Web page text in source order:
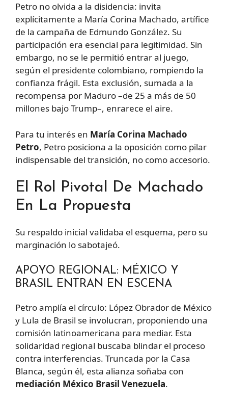
Petro no olvida a la disidencia: invita
explícitamente a María Corina Machado, artífice
de la campaña de Edmundo González. Su
participación era esencial para legitimidad. Sin
embargo, no se le permitió entrar al juego,
según el presidente colombiano, rompiendo la
confianza frágil. Esta exclusión, sumada a la
recompensa por Maduro –de 25 a más de 50
millones bajo Trump–, enrarece el aire.
Para tu interés en María Corina Machado
Petro, Petro posiciona a la oposición como pilar
indispensable del transición, no como accesorio.
El Rol Pivotal De Machado
En La Propuesta
Su respaldo inicial validaba el esquema, pero su
marginación lo sabotajeó.
APOYO REGIONAL: MÉXICO Y
BRASIL ENTRAN EN ESCENA
Petro amplía el círculo: López Obrador de México
y Lula de Brasil se involucran, proponiendo una
comisión latinoamericana para mediar. Esta
solidaridad regional buscaba blindar el proceso
contra interferencias. Truncada por la Casa
Blanca, según él, esta alianza soñaba con
mediación México Brasil Venezuela.